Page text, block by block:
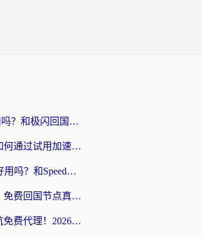
Malus VPN好用吗？和极闪回国VPN对比哪个回国效果更好？海外党亲测3款加速器+避坑指南
海外党必看：如何通过试用加速器解决国内APP地区限制？附2026最新对比测评
雷神手游VPN好用吗？和SpeedCN VPN对比哪个回国效果更好？海外党亲测3款加速器+避坑指南
海外党别踩坑：免费回国节点真的靠谱吗？教你选对加速器无缝访问国内资源
海外党别再踩坑免费代理！2026回国加速器全攻略：从选线到避坑，无缝访问国内资源